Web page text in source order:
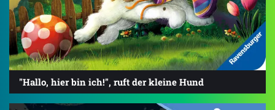
"Hallo, hier bin ich!", ruft der kleine Hund